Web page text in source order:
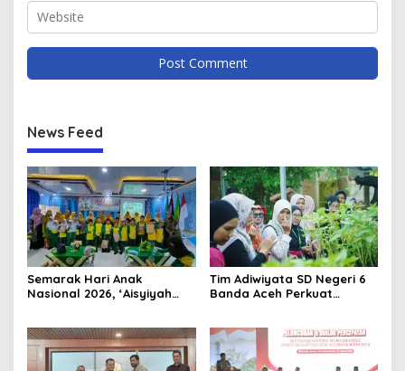
News Feed
Semarak Hari Anak
Nasional 2026, ‘Aisyiyah
Universitas Ahmad Dahlan
Aceh
Tim Adiwiyata SD Negeri 6
Banda Aceh Perkuat
Goes to School”